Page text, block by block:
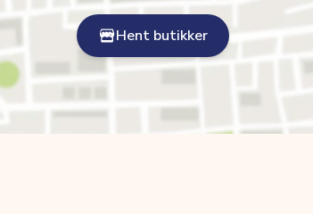
Hent butikker